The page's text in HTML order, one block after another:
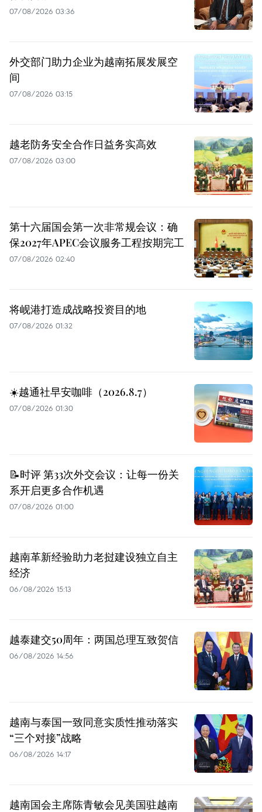
07/08/2026 03:36
外交部门助力企业为越南拓展发展空
间
07/08/2026 03:15
越老防务安全合作日益务实高效
07/08/2026 03:00
第十六届国会第一次非常规会议：确
保2027年APEC会议服务工程按期完工
07/08/2026 02:40
将岘港打造成战略投资目的地
07/08/2026 01:32
☀️越通社早安咖啡（2026.8.7）
07/08/2026 01:30
📝时评 第33次外交会议：让每一份关
系开启更多合作机遇
07/08/2026 01:00
越南革新经验助力老挝建设独立自主
经济
06/08/2026 15:13
越泰建交50周年：两国总理互致贺信
06/08/2026 14:56
越南与泰国一致同意实质性推动落实
“三个对接”战略
06/08/2026 14:17
越南国会主席陈青敏会见美国驻越南